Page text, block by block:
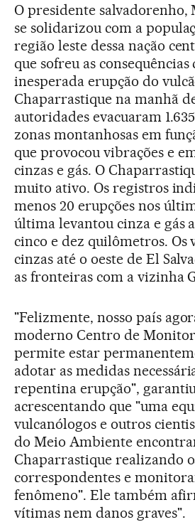
O presidente salvadorenho,
se solidarizou com a
região leste dessa nação
que sofreu as consequências
inesperada erupção do
Chaparrastique na manhã
autoridades evacuaram
zonas montanhosas em
que provocou vibrações e
cinzas e gás. O
muito ativo. Os registros
menos 20 erupções nos
última levantou cinza e gás
cinco e dez quilômetros. Os
cinzas até o oeste de El
as fronteiras com a vizinha
"Felizmente, nosso país
moderno Centro de
permite estar
adotar as medidas
repentina erupção",
acrescentando que "uma
vulcanólogos e outros
do Meio Ambiente
Chaparrastique realizando
correspondentes e
fenômeno". Ele também
vítimas nem danos graves".